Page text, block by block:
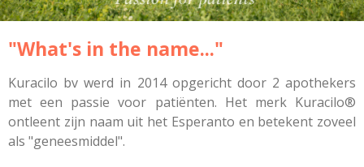
"What's in the name..."
Kuracilo bv werd in 2014 opgericht door 2 apothekers
met een passie voor patiënten. Het merk Kuracilo®
ontleent zijn naam uit het Esperanto en betekent zoveel
als "geneesmiddel".